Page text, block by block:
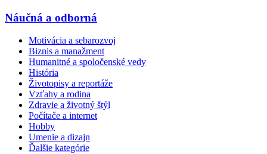
Náučná a odborná
Motivácia a sebarozvoj
Biznis a manažment
Humanitné a spoločenské vedy
História
Životopisy a reportáže
Vzťahy a rodina
Zdravie a životný štýl
Počítače a internet
Hobby
Umenie a dizajn
Ďalšie kategórie